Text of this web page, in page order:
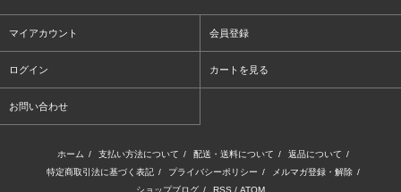
マイアカウント 会員登録
ログイン カートを見る
お問い合わせ
ホーム / 支払い方法について / 配送・送料について / 返品について /
特定商取引法に基づく表記 / プライバシーポリシー / メルマガ登録・解除 /
ショップブログ / RSS / ATOM